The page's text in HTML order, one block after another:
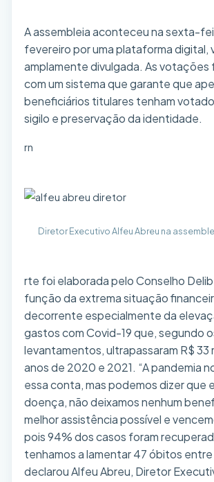
A assembleia aconteceu na sexta-
fevereiro por uma plataforma digital,
amplamente divulgada. As votações
com um sistema que garante que
beneficiários titulares tenham
sigilo e preservação da identidade.
rn
Diretor Executivo Alfeu Abreu na
rte foi elaborada pelo Conselho
função da extrema situação
decorrente especialmente da
gastos com Covid-19 que, segundo
levantamentos, ultrapassaram R$ 33
anos de 2020 e 2021. “A pandemia
essa conta, mas podemos dizer que
doença, não deixamos nenhum
melhor assistência possível e
pois 94% dos casos foram
tenhamos a lamentar 47 óbitos entre
declarou Alfeu Abreu, Diretor